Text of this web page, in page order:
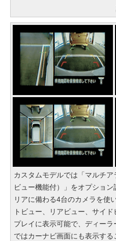
カスタムモデルでは「マルチ
ビュー機能付）」をオプション
リアに備わる4台のカメラを使
トビュー、リアビュー、サイ
プレイに表示可能で、ディー
ではカーナビ画面にも表示す